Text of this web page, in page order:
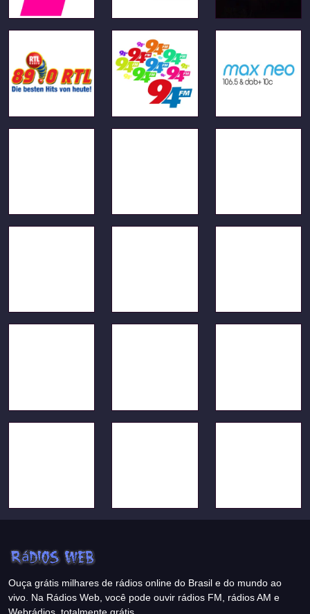
Ouça grátis milhares de rádios online do Brasil e do mundo ao
vivo. Na Rádios Web, você pode ouvir rádios FM, rádios AM e